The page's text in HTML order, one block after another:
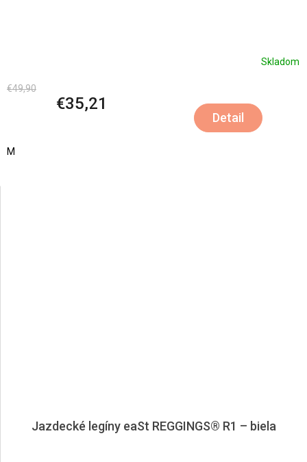
Skladom
€49,90
€35,21
Detail
M
Jazdecké legíny eaSt REGGINGS® R1 – biela